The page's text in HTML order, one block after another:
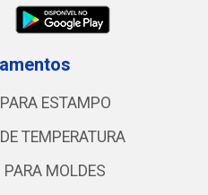
ESTAMPO
TEMPERATURA
MOLDES